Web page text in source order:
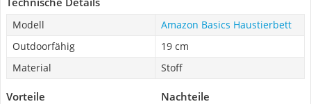
Modell
Amazon Basics Haustierbett
Outdoorfähig
19 cm
Material
Stoff
Vorteile Nachteile